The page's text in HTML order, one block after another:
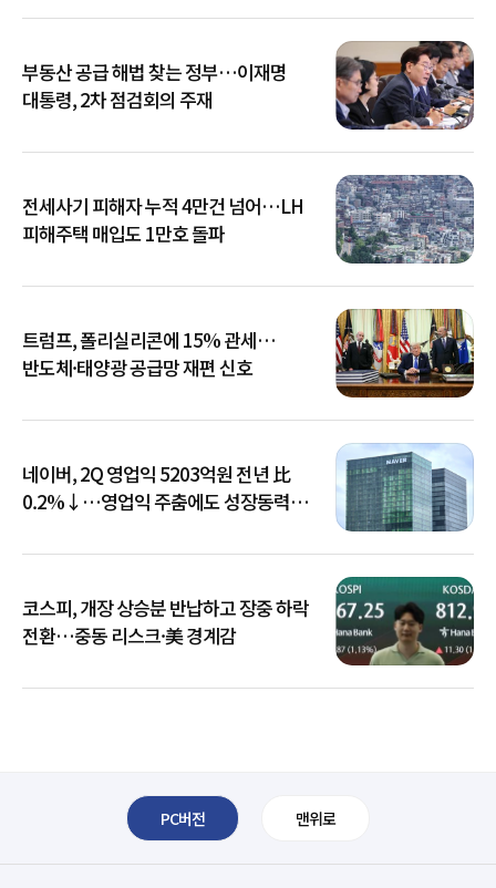
부동산 공급 해법 찾는 정부…이재명
대통령, 2차 점검회의 주재
전세사기 피해자 누적 4만건 넘어…LH
피해주택 매입도 1만호 돌파
트럼프, 폴리실리콘에 15% 관세…
반도체·태양광 공급망 재편 신호
네이버, 2Q 영업익 5203억원 전년 比
0.2%↓…영업익 주춤에도 성장동력
코스피, 개장 상승분 반납하고 장중 하락
전환…중동 리스크·美 경계감
PC버전 맨위로